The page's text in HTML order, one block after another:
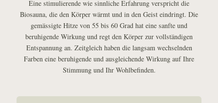
Eine stimulierende wie sinnliche Erfahrung verspricht die
Biosauna, die den Körper wärmt und in den Geist eindringt. Die
gemässigte Hitze von 55 bis 60 Grad hat eine sanfte und
beruhigende Wirkung und regt den Körper zur vollständigen
Entspannung an. Zeitgleich haben die langsam wechselnden
Farben eine beruhigende und ausgleichende Wirkung auf Ihre
Stimmung und Ihr Wohlbefinden.